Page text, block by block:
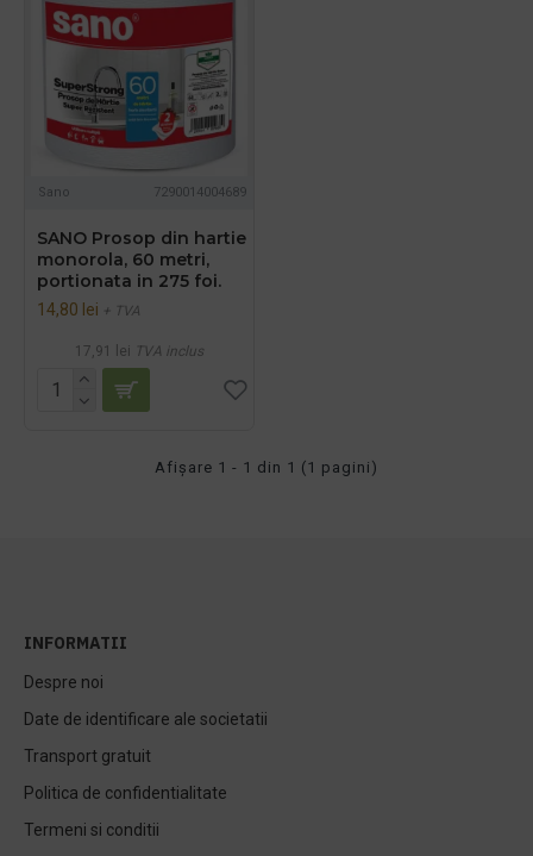
Sano 7290014004689
SANO Prosop din hartie
monorola, 60 metri,
portionata in 275 foi.
14,80 lei + TVA
17,91 lei TVA inclus
Afişare 1 - 1 din 1 (1 pagini)
INFORMATII
Despre noi
Date de identificare ale societatii
Transport gratuit
Politica de confidentialitate
Termeni si conditii